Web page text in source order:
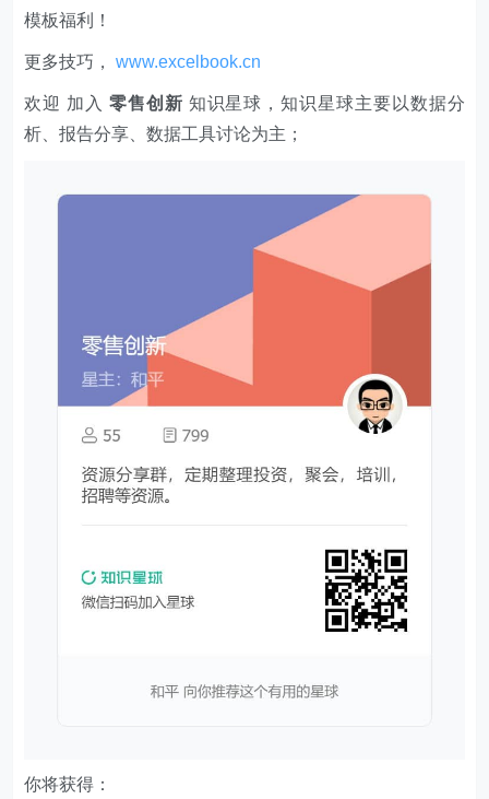
模板福利​​​​！
更多技巧，www.excelbook.cn
欢迎 加入 零售创新 知识星球，知识星球主要以数据分
析、报告分享、数据工具讨论为主；
你将获得：